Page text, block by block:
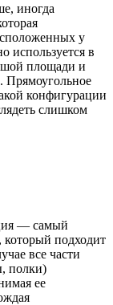
иногда
у
используется в
площади и
Прямоугольное
конфигурации
слишком
— самый
который подходит
все части
полки)
ее